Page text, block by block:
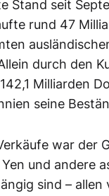
Stand seit
rund 47
durch den
Milliarden
seine
war der
und andere
sind –